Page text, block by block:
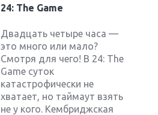
24: The Game
Двадцать четыре часа —
это много или мало?
Смотря для чего! В 24: The
Game суток
катастрофически не
хватает, но таймаут взять
не у кого. Кембриджская